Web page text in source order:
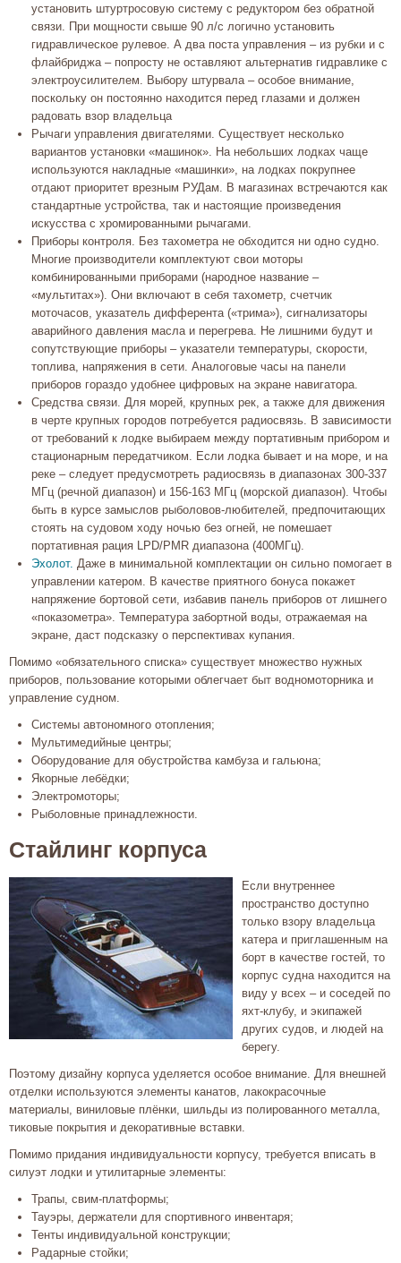
установить штуртросовую систему с редуктором без обратной
связи. При мощности свыше 90 л/с логично установить
гидравлическое рулевое. А два поста управления – из рубки и с
флайбриджа – попросту не оставляют альтернатив гидравлике с
электроусилителем. Выбору штурвала – особое внимание,
поскольку он постоянно находится перед глазами и должен
радовать взор владельца
Рычаги управления двигателями. Существует несколько
вариантов установки «машинок». На небольших лодках чаще
используются накладные «машинки», на лодках покрупнее
отдают приоритет врезным РУДам. В магазинах встречаются как
стандартные устройства, так и настоящие произведения
искусства с хромированными рычагами.
Приборы контроля. Без тахометра не обходится ни одно судно.
Многие производители комплектуют свои моторы
комбинированными приборами (народное название –
«мультитах»). Они включают в себя тахометр, счетчик
моточасов, указатель дифферента («трима»), сигнализаторы
аварийного давления масла и перегрева. Не лишними будут и
сопутствующие приборы – указатели температуры, скорости,
топлива, напряжения в сети. Аналоговые часы на панели
приборов гораздо удобнее цифровых на экране навигатора.
Средства связи. Для морей, крупных рек, а также для движения
в черте крупных городов потребуется радиосвязь. В зависимости
от требований к лодке выбираем между портативным прибором и
стационарным передатчиком. Если лодка бывает и на море, и на
реке – следует предусмотреть радиосвязь в диапазонах 300-337
МГц (речной диапазон) и 156-163 МГц (морской диапазон). Чтобы
быть в курсе замыслов рыболовов-любителей, предпочитающих
стоять на судовом ходу ночью без огней, не помешает
портативная рация LPD/PMR диапазона (400МГц).
Эхолот. Даже в минимальной комплектации он сильно помогает в
управлении катером. В качестве приятного бонуса покажет
напряжение бортовой сети, избавив панель приборов от лишнего
«показометра». Температура забортной воды, отражаемая на
экране, даст подсказку о перспективах купания.
Помимо «обязательного списка» существует множество нужных
приборов, пользование которыми облегчает быт водномоторника и
управление судном.
Системы автономного отопления;
Мультимедийные центры;
Оборудование для обустройства камбуза и гальюна;
Якорные лебёдки;
Электромоторы;
Рыболовные принадлежности.
Стайлинг корпуса
Если внутреннее
пространство доступно
только взору владельца
катера и приглашенным на
борт в качестве гостей, то
корпус судна находится на
виду у всех – и соседей по
яхт-клубу, и экипажей
других судов, и людей на
берегу.
Поэтому дизайну корпуса уделяется особое внимание. Для внешней
отделки используются элементы канатов, лакокрасочные
материалы, виниловые плёнки, шильды из полированного металла,
тиковые покрытия и декоративные вставки.
Помимо придания индивидуальности корпусу, требуется вписать в
силуэт лодки и утилитарные элементы:
Трапы, свим-платформы;
Тауэры, держатели для спортивного инвентаря;
Тенты индивидуальной конструкции;
Радарные стойки;